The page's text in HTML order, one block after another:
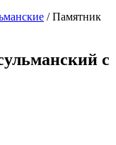
/Памятник
с